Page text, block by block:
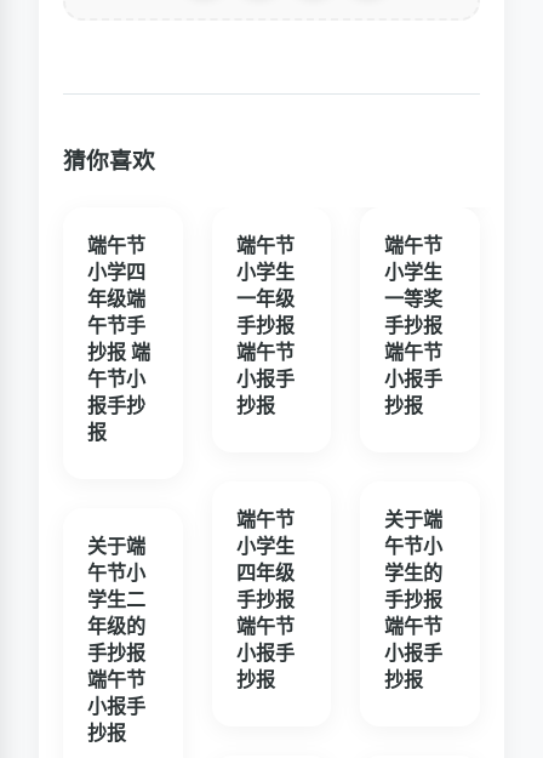
猜你喜欢
端午节
小学四
年级端
午节手
抄报 端
午节小
报手抄
报
关于端
午节小
学生二
年级的
手抄报
端午节
小报手
抄报
端午节
小学生
一年级
手抄报
端午节
小报手
抄报
端午节
小学生
四年级
手抄报
端午节
小报手
抄报
端午节
小学生
一等奖
手抄报
端午节
小报手
抄报
关于端
午节小
学生的
手抄报
端午节
小报手
抄报